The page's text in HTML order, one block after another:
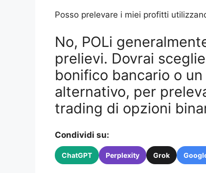
Posso prelevare i miei profitti
No, POLi
prelievi. Dovrai
bonifico bancario o
alternativo, per
trading di opzioni
Condividi su:
ChatGPT Perplexity Grok